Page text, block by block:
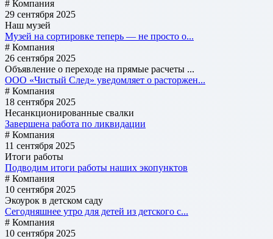
# Компания
29 сентября 2025
Наш музей
Музей на сортировке теперь — не просто о...
# Компания
26 сентября 2025
Объявление о переходе на прямые расчеты ...
ООО «Чистый След» уведомляет о расторжен...
# Компания
18 сентября 2025
Несанкционированные свалки
Завершена работа по ликвидации
# Компания
11 сентября 2025
Итоги работы
Подводим итоги работы наших экопунктов
# Компания
10 сентября 2025
Экоурок в детском саду
Сегодняшнее утро для детей из детского с...
# Компания
10 сентября 2025